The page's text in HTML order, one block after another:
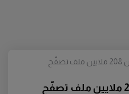
تسريب أكثر من 208 ملايين ملف تصفّح
تسريب أكثر من 208 ملايين ملف تصفّح